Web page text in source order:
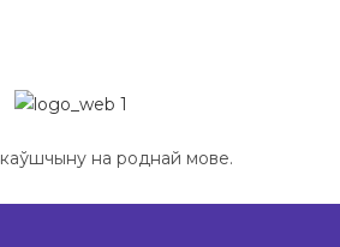
на роднай мове.